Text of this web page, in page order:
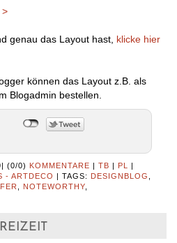
>
genau das Layout hast, klicke hier
können das Layout z.B. als
Blogadmin bestellen.
| (0/0) KOMMENTARE | TB | PL
|
- ARTDECO | TAGS: DESIGNBLOG
NOTEWORTHY,